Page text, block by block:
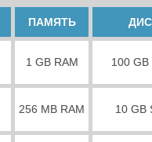
ПАМЯТЬ
1 GB RAM 100 GB
256 MB RAM 10 GB